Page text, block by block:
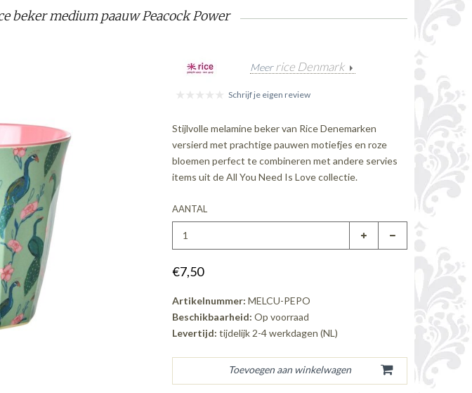
beker medium paauw Peacock Power
Meerrice Denmark
Schrijf je eigen review
Stijlvolle melamine beker van Rice Denemarken
versierd met prachtige pauwen motiefjes en roze
bloemen perfect te combineren met andere servies
items uit de All You Need Is Love collectie.
AANTAL
€7,50
Artikelnummer: MELCU-PEPO
Beschikbaarheid: Op voorraad
Levertijd: tijdelijk 2-4 werkdagen (NL)